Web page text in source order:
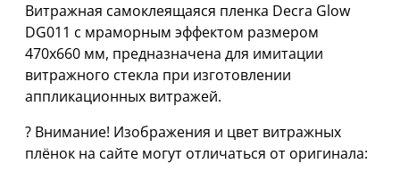
Витражная самоклеящаяся пленка Decra Glow
DG011 с мраморным эффектом размером
470х660 мм, предназначена для имитации
витражного стекла при изготовлении
аппликационных витражей.
? Внимание! Изображения и цвет витражных
плёнок на сайте могут отличаться от оригинала: